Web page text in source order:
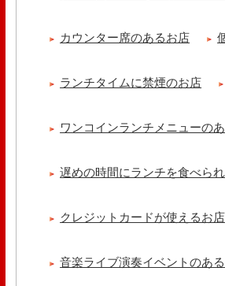
カウンター席のあるお店
ランチタイムに禁煙のお店
ワンコインランチメニューの
遅めの時間にランチを食べら
クレジットカードが使えるお店
音楽ライブ演奏イベントのあ